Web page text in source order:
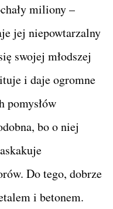
miliony –
jej niepowtarzalny
swojej młodszej
i daje ogromne
pomysłów
bo o niej
Do tego, dobrze
i betonem.